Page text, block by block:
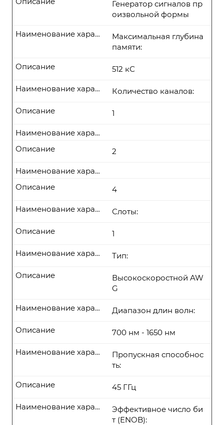
Генератор сигналов пр
оизвольной формы
Максимальная глубина
памяти:
Наименование характеристики
512 кС
Описание
Количество каналов:
Наименование характеристики
1
Описание
Наименование характеристики
2
Описание
Наименование характеристики
4
Описание
Слоты:
Наименование характеристики
1
Описание
Тип:
Наименование характеристики
Высокоскоростной AW
G
Описание
Диапазон длин волн:
Наименование характеристики
700 нм - 1650 нм
Описание
Пропускная способнос
ть:
Наименование характеристики
45 ГГц
Описание
Эффективное число би
т (ENOB):
Наименование характеристики